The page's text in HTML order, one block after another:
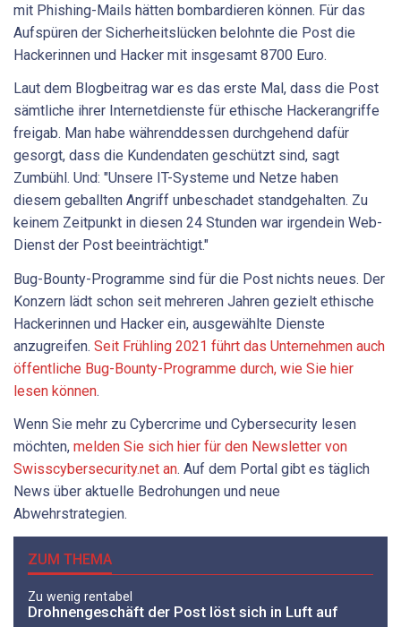
mit Phishing-Mails hätten bombardieren können. Für das
Aufspüren der Sicherheitslücken belohnte die Post die
Hackerinnen und Hacker mit insgesamt 8700 Euro.
Laut dem Blogbeitrag war es das erste Mal, dass die Post
sämtliche ihrer Internetdienste für ethische Hackerangriffe
freigab. Man habe währenddessen durchgehend dafür
gesorgt, dass die Kundendaten geschützt sind, sagt
Zumbühl. Und: "Unsere IT-Systeme und Netze haben
diesem geballten Angriff unbeschadet standgehalten. Zu
keinem Zeitpunkt in diesen 24 Stunden war irgendein Web-
Dienst der Post beeinträchtigt."
Bug-Bounty-Programme sind für die Post nichts neues. Der
Konzern lädt schon seit mehreren Jahren gezielt ethische
Hackerinnen und Hacker ein, ausgewählte Dienste
anzugreifen. Seit Frühling 2021 führt das Unternehmen auch
öffentliche Bug-Bounty-Programme durch, wie Sie hier
lesen können.
Wenn Sie mehr zu Cybercrime und Cybersecurity lesen
möchten, melden Sie sich hier für den Newsletter von
Swisscybersecurity.net an. Auf dem Portal gibt es täglich
News über aktuelle Bedrohungen und neue
Abwehrstrategien.
ZUM THEMA
Zu wenig rentabel
Drohnengeschäft der Post löst sich in Luft auf